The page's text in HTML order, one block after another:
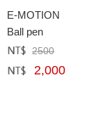
E-MOTION
Ball pen
定價﹕2500
網購﹕ 2,000